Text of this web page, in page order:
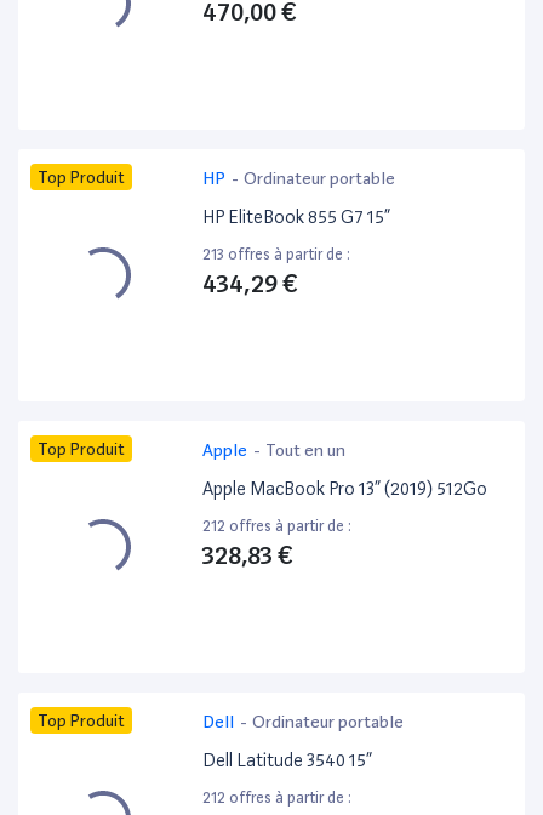
470,00 €
Top Produit HP - Ordinateur portable
HP EliteBook 855 G7 15”
213 offres à partir de :
434,29 €
Top Produit Apple - Tout en un
Apple MacBook Pro 13” (2019) 512Go
212 offres à partir de :
328,83 €
Top Produit Dell - Ordinateur portable
Dell Latitude 3540 15”
212 offres à partir de :